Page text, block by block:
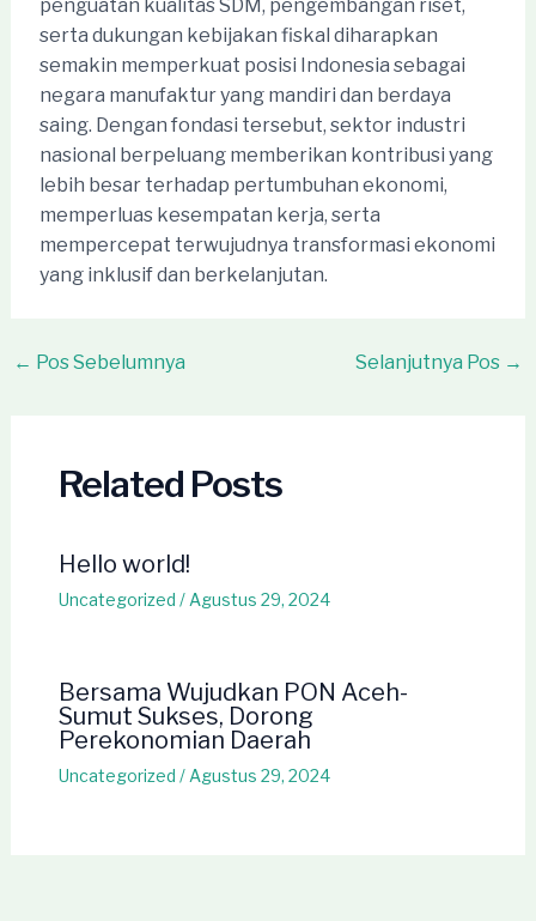
penguatan kualitas SDM, pengembangan riset,
serta dukungan kebijakan fiskal diharapkan
semakin memperkuat posisi Indonesia sebagai
negara manufaktur yang mandiri dan berdaya
saing. Dengan fondasi tersebut, sektor industri
nasional berpeluang memberikan kontribusi yang
lebih besar terhadap pertumbuhan ekonomi,
memperluas kesempatan kerja, serta
mempercepat terwujudnya transformasi ekonomi
yang inklusif dan berkelanjutan.
Post
← Pos Sebelumnya Selanjutnya Pos →
Related Posts
Hello world!
Uncategorized / Agustus 29, 2024
Bersama Wujudkan PON Aceh-
Sumut Sukses, Dorong
Perekonomian Daerah
Uncategorized / Agustus 29, 2024